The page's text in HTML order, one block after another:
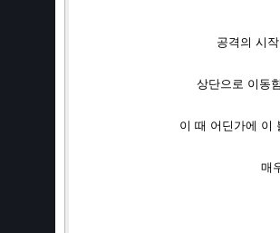
공격의 시
상단으로 이동
이 때 어딘가에 이
매